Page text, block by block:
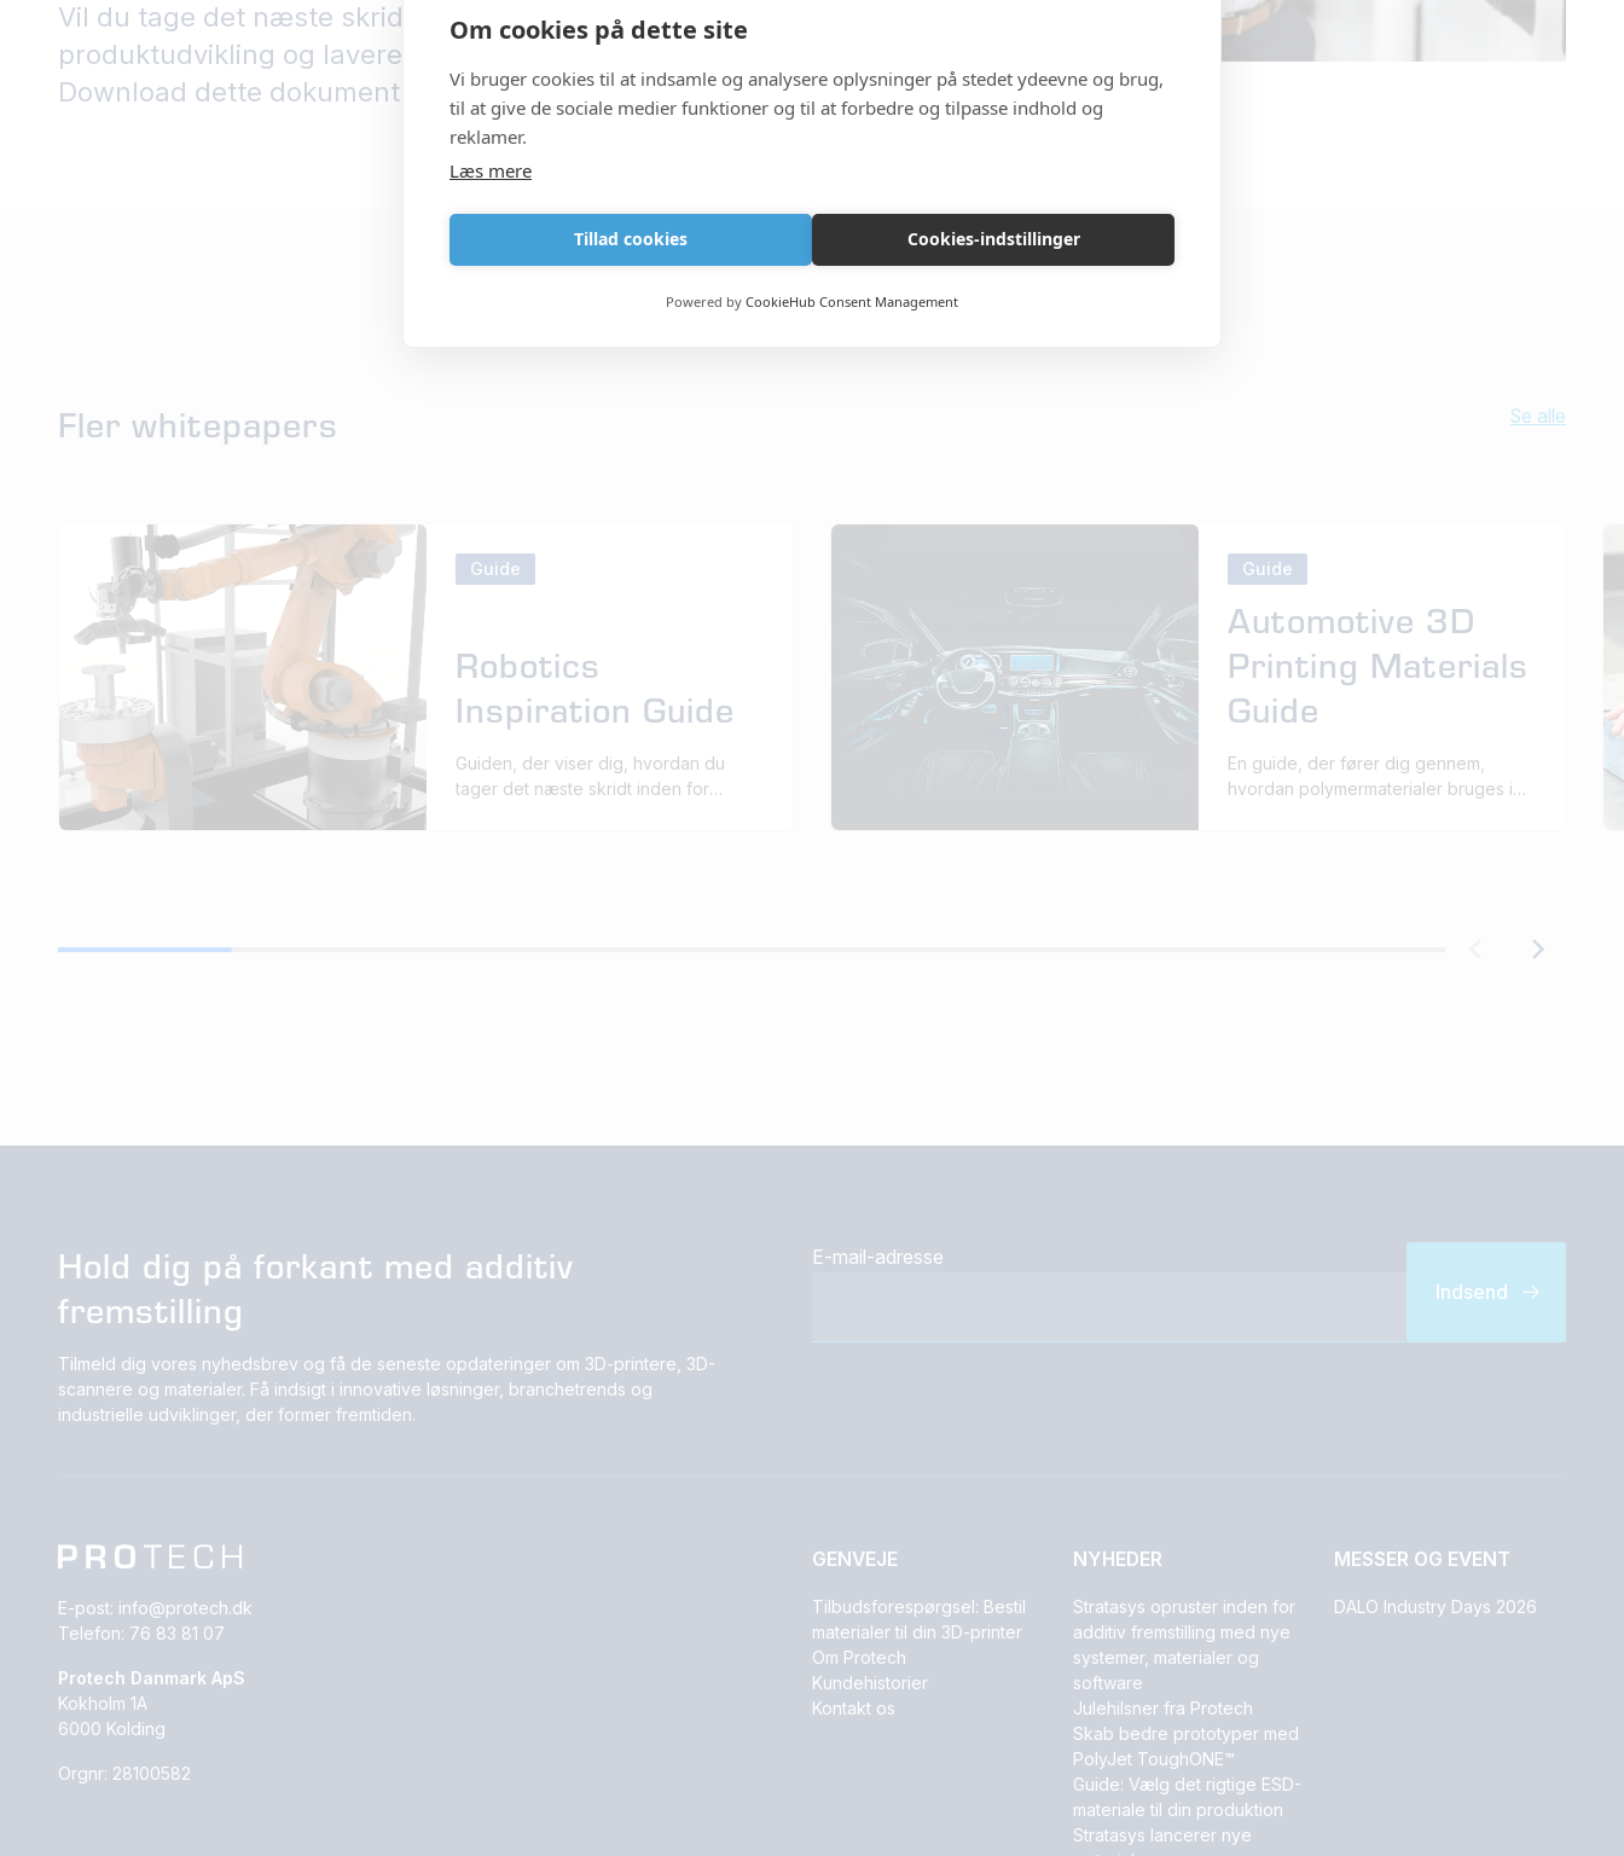
Om cookies på dette site
Vi bruger cookies til at indsamle og analysere oplysninger på stedet ydeevne og brug,
til at give de sociale medier funktioner og til at forbedre og tilpasse indhold og
reklamer.
Læs mere
Tillad cookies Cookies-indstillinger
Powered by CookieHub Consent Management
Vil du tage det næste skridt mod en mere effektiv
produktudvikling og lavere produktionsomkostninger?
Download dette dokument i dag!
Fler whitepapers Se alle
Guide
Robotics
Inspiration Guide
Guiden, der viser dig, hvordan du
tager det næste skridt inden for
Guide
Automotive 3D
Printing Materials
Guide
En guide, der fører dig gennem,
hvordan polymermaterialer bruges i
Hold dig på forkant med additiv
fremstilling
Tilmeld dig vores nyhedsbrev og få de seneste opdateringer om 3D-printere, 3D-
scannere og materialer. Få indsigt i innovative løsninger, branchetrends og
industrielle udviklinger, der former fremtiden.
E-mail-adresse
E-post: info@protech.dk
Telefon: 76 83 81 07
Protech Danmark ApS
Kokholm 1A
6000 Kolding
Orgnr: 28100582
GENVEJE
Tilbudsforespørgsel: Bestil
materialer til din 3D-printer
Om Protech
Kundehistorier
Kontakt os
NYHEDER
Stratasys opruster inden for
additiv fremstilling med nye
systemer, materialer og
software
Julehilsner fra Protech
Skab bedre prototyper med
PolyJet ToughONE™
Guide: Vælg det rigtige ESD-
materiale til din produktion
Stratasys lancerer nye
MESSER OG EVENT
DALO Industry Days 2026